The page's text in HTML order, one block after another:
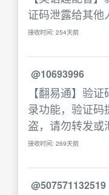
证码泄露给其他
接收时间: 254天前
@10693996
【翻易通】验
录功能，验证码
盗，请勿转发或
接收时间: 269天前
@507571132519